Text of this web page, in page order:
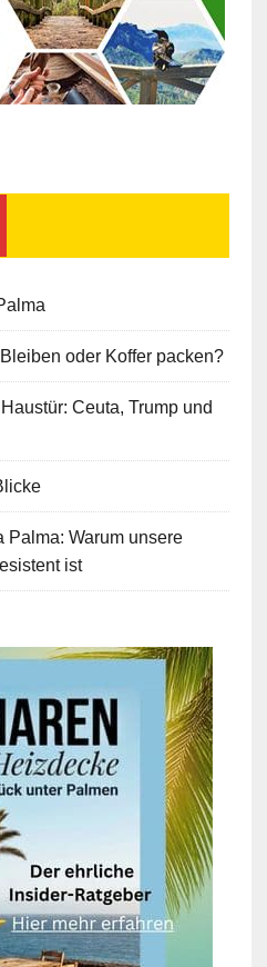
oder Koffer packen?
Ceuta, Trump und
Palma: Warum unsere
ist